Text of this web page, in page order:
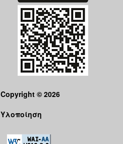
Copyright © 2026
Υλοποίηση